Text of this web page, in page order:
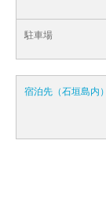
駐車場
宿泊先（石垣島内）